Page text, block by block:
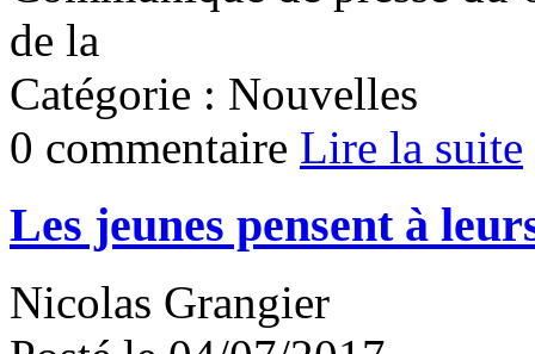
de la
Catégorie : Nouvelles
0 commentaire Lire la suite
Les jeunes pensent à
Nicolas Grangier